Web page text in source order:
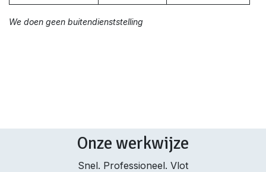
We doen geen buitendienststelling
Onze werkwijze
Snel. Professioneel. Vlot